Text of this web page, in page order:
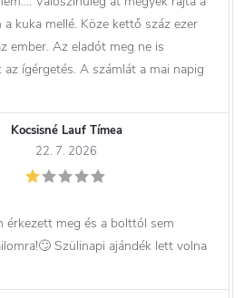
kuka mellé. Köze kettő száz ezer
ember. Az eladót meg ne is
ígérgetés. A számlát a mai napig
Kocsisné Lauf Tímea
22. 7. 2026
meg és a bolttól sem
Szülinapi ajándék lett volna